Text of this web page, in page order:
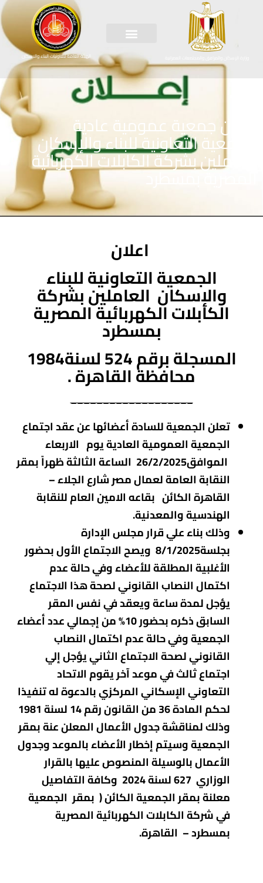
الهيئة العامة لتعاونيات البناء والاسكان
إعلان جمعية عمومية عادية
للجمعية التعاونية للبناء والإسكان
العاملين بشركة الكابلات الكهربائية
المصرية بمسطرد
اعلان
الجمعية التعاونية للبناء
والإسكان العاملين بشركة
الكابلات الكهربائية المصرية
بمسطرد
المسجلة برقم 524 لسنة1984
محافظة القاهرة.
___________________
تعلن الجمعية للسادة أعضائها عن عقد اجتماع
الجمعية العمومية العادية يوم الاربعاء
الموافق26/2/2025 الساعة الثالثة ظهراً بمقر
النقابة العامة لعمال مصر شارع الجلاء –
القاهرة الكائن بقاعه الامين العام للنقابة
الهندسية والمعدنية.
وذلك بناء علي قرار مجلس الإدارة
بجلسة8/1/2025 ويصح الاجتماع الأول بحضور
الأغلبية المطلقة للأعضاء وفي حالة عدم
اكتمال النصاب القانوني لصحة هذا الاجتماع
يؤجل لمدة ساعة ويعقد في نفس المقر
السابق ذكره بحضور 10% من إجمالي عدد أعضاء
الجمعية وفي حالة عدم اكتمال النصاب
القانوني لصحة الاجتماع الثاني يؤجل إلي
اجتماع ثالث في موعد آخر يقوم الاتحاد
التعاوني الإسكاني المركزي بالدعوة له تنفيذا
لحكم المادة 36 من القانون رقم 14 لسنة 1981
وذلك لمناقشة جدول الأعمال المعلن عنة بمقر
الجمعية وسيتم إخطار الأعضاء بالموعد وجدول
الأعمال بالوسيلة المنصوص عليها بالقرار
الوزاري 627 لسنة 2024 وكافة التفاصيل
معلنة بمقر الجمعية الكائن ( بمقر الجمعية
في شركة الكابلات الكهربائية المصرية
بمسطرد – القاهرة.